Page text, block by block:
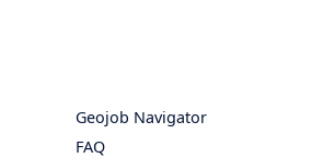
Geojob Navigator
FAQ